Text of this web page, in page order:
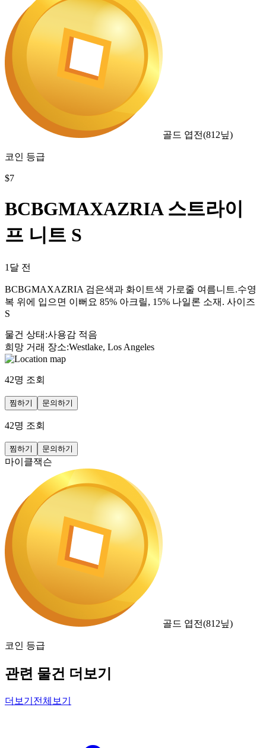
골드 엽전(812닢)
코인 등급
$7
BCBGMAXAZRIA 스트라이
프 니트 S
1달 전
BCBGMAXAZRIA 검은색과 화이트색 가로줄 여름니트.수영
복 위에 입으면 이뻐요 85% 아크릴, 15% 나일론 소재. 사이즈
S
물건 상태 :사용감 적음
희망 거래 장소:Westlake, Los Angeles
42명 조회
찜하기 문의하기
42명 조회
찜하기 문의하기
마이클잭슨
골드 엽전(812닢)
코인 등급
관련 물건 더보기
더보기 전체보기